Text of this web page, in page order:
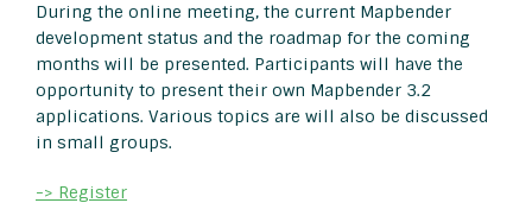
During the online meeting, the current Mapbender
development status and the roadmap for the coming
months will be presented. Participants will have the
opportunity to present their own Mapbender 3.2
applications. Various topics are will also be discussed
in small groups.
-> Register